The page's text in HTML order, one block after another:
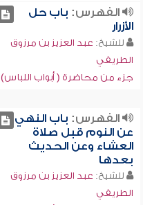
الفهرس: باب حل
الأزرار
للشيخ: عبد العزيز بن مرزوق
الطريفي
جزء من محاضرة ( أبواب اللباس)
الفهرس: باب النهي
عن النوم قبل صلاة
العشاء وعن الحديث
بعدها
للشيخ: عبد العزيز بن مرزوق
الطريفي